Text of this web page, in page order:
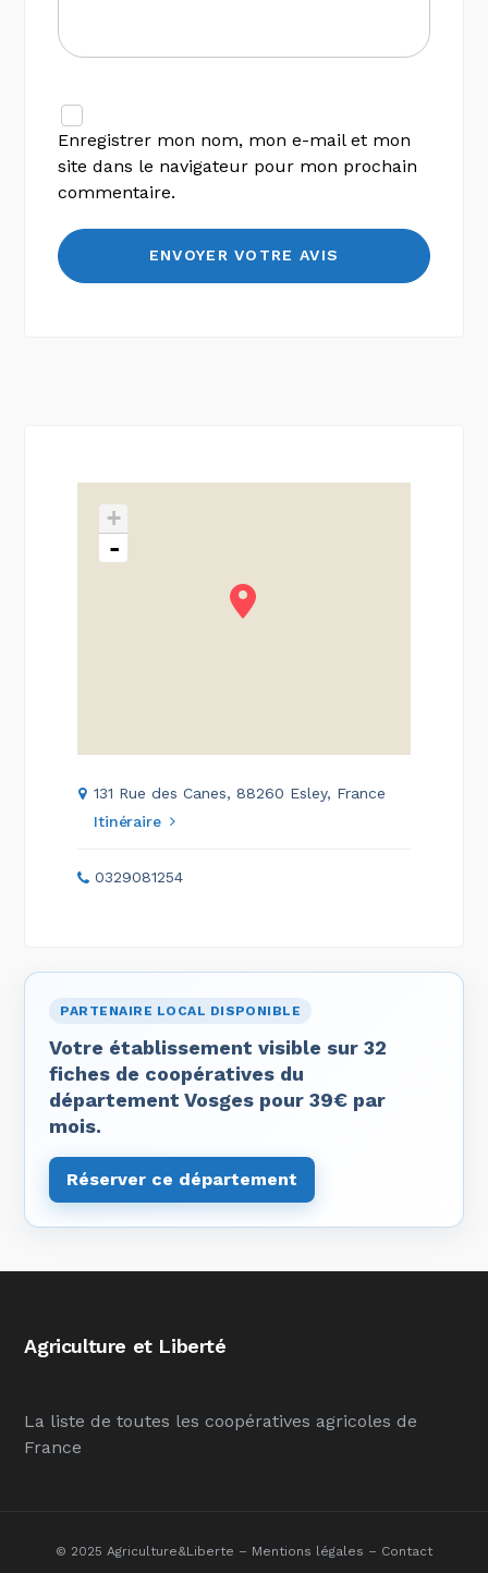
Enregistrer mon nom, mon e-mail et mon
site dans le navigateur pour mon prochain
commentaire.
+
-
131 Rue des Canes, 88260 Esley, France
Itinéraire
0329081254
PARTENAIRE LOCAL DISPONIBLE
Votre établissement visible sur 32
fiches de coopératives du
département Vosges pour 39€ par
mois.
Réserver ce département
Agriculture et Liberté
La liste de toutes les coopératives agricoles de
France
© 2025 Agriculture&Liberte – Mentions légales – Contact